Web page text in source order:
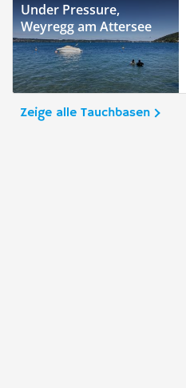
Under Pressure,
Weyregg am Attersee
Zeige alle Tauchbasen